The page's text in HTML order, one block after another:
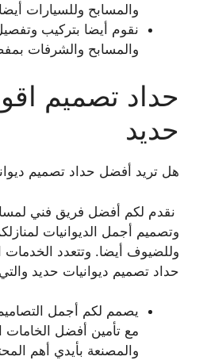
والمسابح وللسيارات أيضا
نقوم أيضا بتركيب
والمسابح والشرفات
حداد تصميم
حديد
هل تريد أفضل حداد تصميم
نقدم لكم أفضل فريق فني
وتصميم أجمل الديوانيات
وللضيوف أيضا. وتتعدد الخدمات
حداد تصميم ديوانيات حديد
يصمم لكم أجمل
مع تأمين أفضل الخامات
والمصنعة بأيدي أهم